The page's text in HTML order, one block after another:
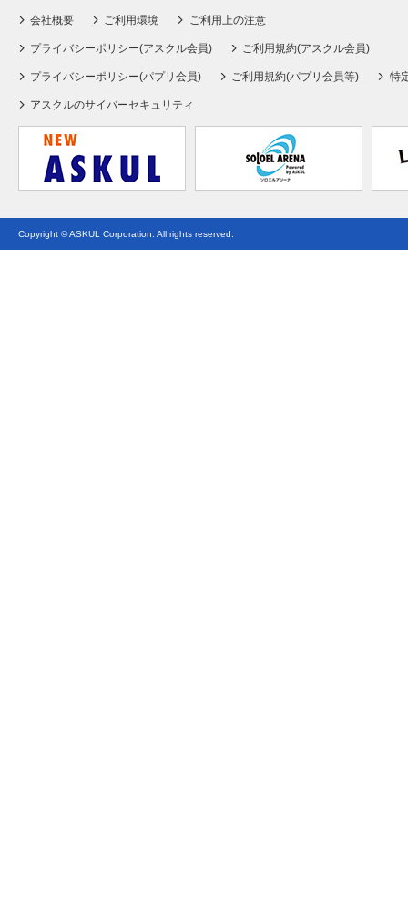
会社概要 ご利用環境 ご利用上の注意
プライバシーポリシー(アスクル会員) ご利用規約(アスクル会員)
プライバシーポリシー(パプリ会員) ご利用規約(パプリ会員等) 特
アスクルのサイバーセキュリティ
Copyright © ASKUL Corporation. All rights reserved.